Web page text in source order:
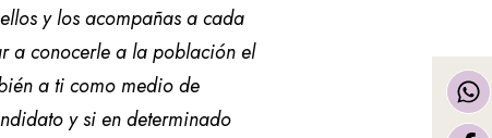
y los acompañas a cada
a conocerle a la población el
a ti como medio de
y si en determinado